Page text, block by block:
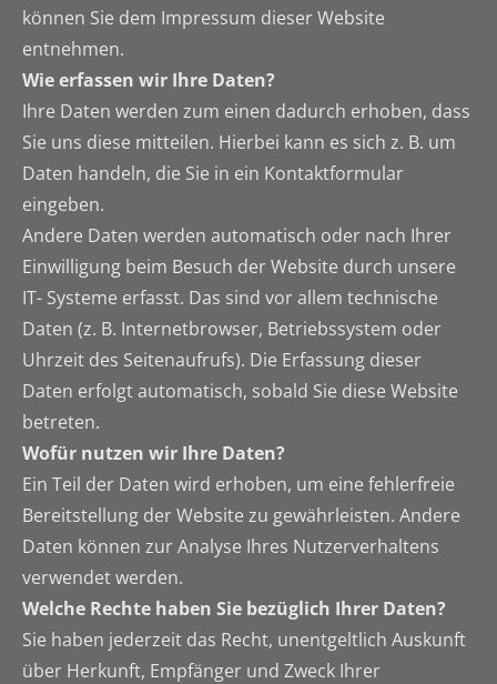
können Sie dem Impressum dieser Website
entnehmen.
Wie erfassen wir Ihre Daten?
Ihre Daten werden zum einen dadurch erhoben, dass
Sie uns diese mitteilen. Hierbei kann es sich z. B. um
Daten handeln, die Sie in ein Kontaktformular
eingeben.
Andere Daten werden automatisch oder nach Ihrer
Einwilligung beim Besuch der Website durch unsere
IT- Systeme erfasst. Das sind vor allem technische
Daten (z. B. Internetbrowser, Betriebssystem oder
Uhrzeit des Seitenaufrufs). Die Erfassung dieser
Daten erfolgt automatisch, sobald Sie diese Website
betreten.
Wofür nutzen wir Ihre Daten?
Ein Teil der Daten wird erhoben, um eine fehlerfreie
Bereitstellung der Website zu gewährleisten. Andere
Daten können zur Analyse Ihres Nutzerverhaltens
verwendet werden.
Welche Rechte haben Sie bezüglich Ihrer Daten?
Sie haben jederzeit das Recht, unentgeltlich Auskunft
über Herkunft, Empfänger und Zweck Ihrer